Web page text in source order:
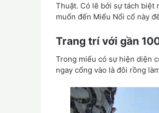
Thuật. Có lẽ bởi sự tách biệt
muốn đến Miểu Nổi cổ này
Trang trí với gần
Trong miếu có sự hiện diện
ngay cổng vào là đôi rồng